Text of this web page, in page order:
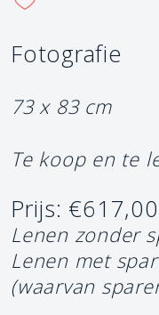
Fotografie
73 x 83 cm
Te koop en te
Prijs: €617,00
Lenen zonder
Lenen met
(waarvan